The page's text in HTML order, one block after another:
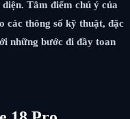
Tâm điểm chú ý của
các thông số kỹ thuật, đặc
những bước đi đầy toan